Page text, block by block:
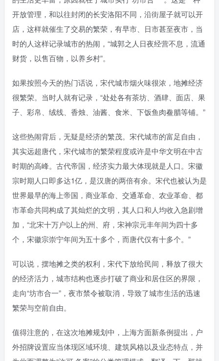
开放管理，和以往封闭的长安洛阳不同，沿街屋子就可以开
店，这样就催生了交易的繁荣，有早市、日市甚至夜市，当
时的人这样记录城市的热闹，“城郭之人日夜经营不息，流通
财货，以售百物，以养乡村”。
如果按照今天的热门话说，宋代城市烟火味很浓，地摊经济
很繁荣。当时人就有记录，“处处各有茶坊、酒肆、面店、果
子、彩帛、绒线、香烛、油酱、食米、下饭鱼肉鲞腊等铺。”
这些热闹背后，无疑是经济的繁茂。宋代城市的富足自由，
其实远超唐代，宋代城市的繁荣程度或许是中华文明在中古
时期的高峰。古代帝国，经济实力最大体现就是人口。宋徽
宗时期人口即多达1亿，是汉唐的两倍有余。宋代也被认为是
世界最早的海上帝国，商业革命、交通革命、农业革命、都
市革命共同构成了其灿烂的文明，其人口和人均收入急剧增
加，“北宋十万户以上的州、府，宋神宗元丰年间为四十多
个，宋徽宗崇宁年间为五十多个，而唐代仅有十多个。”
可以说，摆地摊之类的权利，宋代下放给民间，释放了很大
的经济活力，城市结构也逐步打破了商业和居住区的界限，
走向“坊市合一”，夜市禁令被取消，导致了城市生活的迅速
繁荣与空前自由。
值得注意的，在这次地摊规划中，上海方面新条例提出，户
外招牌设置应当体现区域环境、建筑风格以及业态特点，并